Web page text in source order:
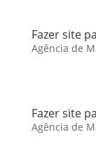
Fazer site
Agência de
Fazer site
Agência de